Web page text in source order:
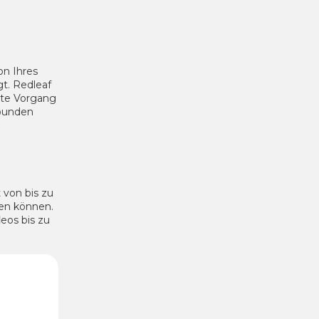
Ihres
Redleaf
Vorgang
bis zu
können.
bis zu